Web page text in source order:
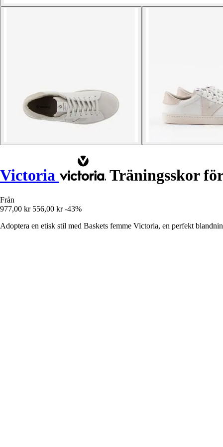
Victoria Träningsskor
Från
977,00 kr 556,00 kr -43%
Adoptera en etisk stil med Baskets femme Victoria, en perfekt